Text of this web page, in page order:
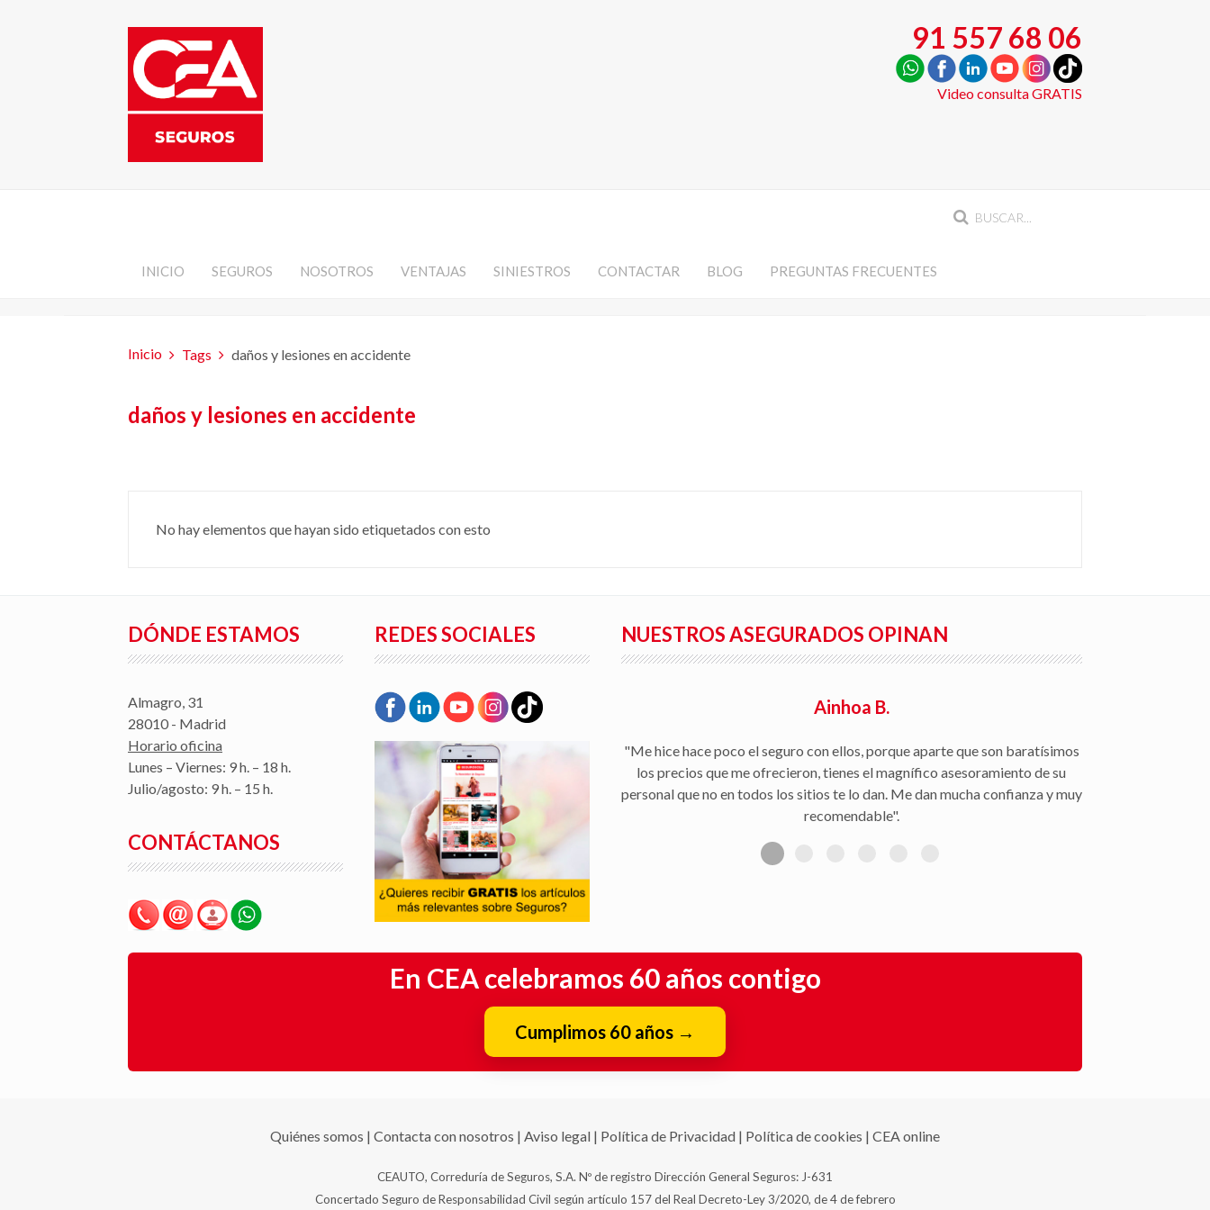
91 557 68 06
Video consulta GRATIS
INICIO SEGUROS NOSOTROS VENTAJAS SINIESTROS CONTACTAR BLOG PREGUNTAS FRECUENTES
Inicio Tags daños y lesiones en accidente
daños y lesiones en accidente
No hay elementos que hayan sido etiquetados con esto
DÓNDE ESTAMOS
Almagro, 31
28010 - Madrid
Horario oficina
Lunes – Viernes: 9 h. – 18 h.
Julio/agosto: 9 h. – 15 h.
CONTÁCTANOS
REDES SOCIALES NUESTROS ASEGURADOS OPINAN
Ainhoa B.
"Me hice hace poco el seguro con ellos, porque aparte que son baratísimos
los precios que me ofrecieron, tienes el magnífico asesoramiento de su
personal que no en todos los sitios te lo dan. Me dan mucha confianza y muy
recomendable".
En CEA celebramos 60 años contigo
Cumplimos 60 años →
Quiénes somos | Contacta con nosotros | Aviso legal | Política de Privacidad | Política de cookies | CEA online
CEAUTO, Correduría de Seguros, S.A. Nº de registro Dirección General Seguros: J-631
Concertado Seguro de Responsabilidad Civil según artículo 157 del Real Decreto-Ley 3/2020, de 4 de febrero